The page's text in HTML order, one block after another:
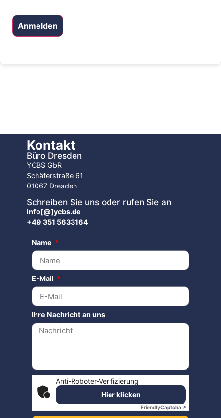
Anmelden
Kontakt
Büro Dresden
YCBS GbR
Schäferstraße 61
01067 Dresden
Schreiben Sie uns oder rufen Sie an
info[@]ycbs.de
+49 351 5633164
Name
E-Mail
Ihre Nachricht an uns
Anti-Roboter-Verifizierung
Hier klicken
FriendlyCaptcha ⇗